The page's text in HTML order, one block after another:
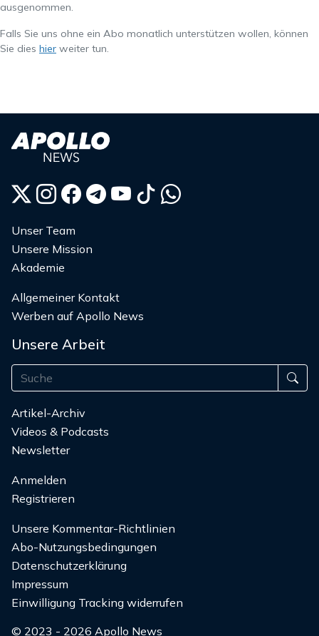
ausgenommen.
Falls Sie uns ohne ein Abo monatlich unterstützen wollen, können
Sie dies hier weiter tun.
Unser Team
Unsere Mission
Akademie
Allgemeiner Kontakt
Werben auf Apollo News
Unsere Arbeit
Artikel-Archiv
Videos & Podcasts
Newsletter
Anmelden
Registrieren
Unsere Kommentar-Richtlinien
Abo-Nutzungsbedingungen
Datenschutzerklärung
Impressum
Einwilligung Tracking widerrufen
© 2023 - 2026 Apollo News